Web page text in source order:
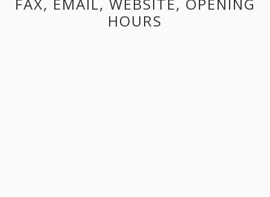
FAX, EMAIL, WEBSITE, OPENING
HOURS